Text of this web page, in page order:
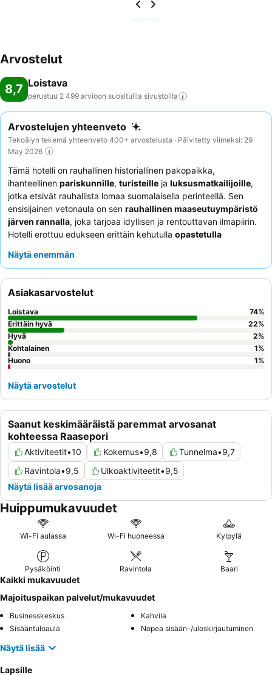
Arvostelut
8,7 Loistava
perustuu 2 499 arvioon suosituilla sivustoilla
Arvostelujen yhteenveto
Tekoälyn tekemä yhteenveto 400+ arvostelusta · Päivitetty viimeksi: 29
May 2026
Tämä hotelli on rauhallinen historiallinen pakopaikka,
ihanteellinen pariskunnille, turisteille ja luksusmatkailijoille,
jotka etsivät rauhallista lomaa suomalaisella perinteellä. Sen
ensisijainen vetonaula on sen rauhallinen maaseutuympäristö
järven rannalla, joka tarjoaa idyllisen ja rentouttavan ilmapiirin.
Hotelli erottuu edukseen erittäin kehutulla opastetulla
historiallisia näkemyksiä kartanosta ja sen alueesta. Asiakkaat
ystävällisyydestä ja
erinomaisesta aamiaisbuffetista ja ensiluokkaisesta illallisesta.
Hiljaisempaa kokemusta varten asiakkaiden tulisi pyytää
huonettaEdelfelt-rakennuksesta
kadun puolella.
Näytä enemmän
Saanut keskimääräistä paremmat arvosanat
kohteessa Raasepori
Aktiviteetit•10 Kokemus•9,8 Tunnelma•9,7
Ravintola•9,5 Ulkoaktiviteetit•9,5
Näytä lisää arvosanoja
Asiakasarvostelut
Loistava 74%
Erittäin hyvä
22%
Hyvä
2%
Kohtalainen
1%
Huono
1%
Näytä arvostelut
Huippumukavuudet
Wi-Fi aulassa Wi-Fi huoneessa Kylpylä
Pysäköinti Ravintola Baari
Kaikki mukavuudet
Majoituspaikan palvelut/mukavuudet
Businesskeskus
Kahvila
Sisääntuloaula
Nopea sisään-/uloskirjautuminen
Näytä lisää
Lapsille